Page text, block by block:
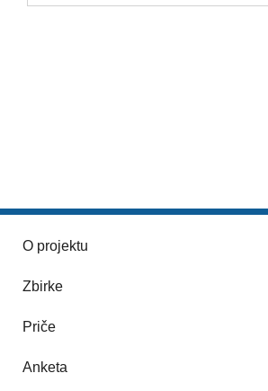
O projektu
Zbirke
Priče
Anketa